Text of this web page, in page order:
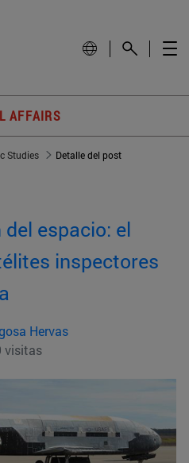
AFFAIRS
Studies Detalle del post
espacio: el
inspectores
Hervas
visitas